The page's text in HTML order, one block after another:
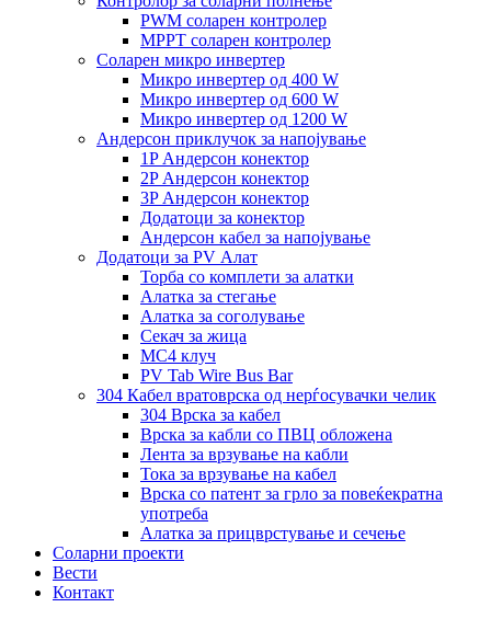
PWM соларен контролер
MPPT соларен контролер
Соларен микро инвертер
Микро инвертер од 400 W
Микро инвертер од 600 W
Микро инвертер од 1200 W
Андерсон приклучок за напојување
1P Андерсон конектор
2P Андерсон конектор
3P Андерсон конектор
Додатоци за конектор
Андерсон кабел за напојување
Додатоци за PV Алат
Торба со комплети за алатки
Алатка за стегање
Алатка за соголување
Секач за жица
MC4 клуч
PV Tab Wire Bus Bar
304 Кабел вратоврска од нерѓосувачки челик
304 Врска за кабел
Врска за кабли со ПВЦ обложена
Лента за врзување на кабли
Тока за врзување на кабел
Врска со патент за грло за повеќекратна
употреба
Алатка за прицврстување и сечење
Соларни проекти
Вести
Контакт